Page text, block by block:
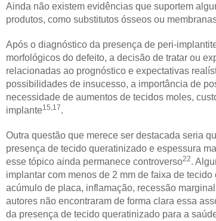
Ainda não existem evidências que suportem
produtos, como substitutos ósseos ou
Após o diagnóstico da presença de peri-
morfológicos do defeito, a decisão de tratar ou
relacionadas ao prognóstico e expectativas
possibilidades de insucesso, a importância de
necessidade de aumentos de tecidos moles,
implante15,17.
Outra questão que merece ser destacada seria
presença de tecido queratinizado e espessura
esse tópico ainda permanece controverso22.
implantar com menos de 2 mm de faixa de
acúmulo de placa, inflamação, recessão
autores não encontraram de forma clara essa
da presença de tecido queratinizado para a